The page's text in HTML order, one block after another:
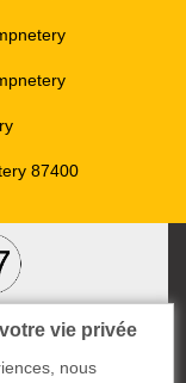
87400
vie privée
nous